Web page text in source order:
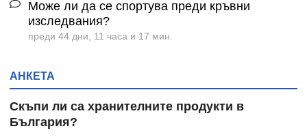
Може ли да се спортува преди кръвни
изследвания?
преди 44 дни, 11 часа и 17 мин.
АНКЕТА
Скъпи ли са хранителните продукти в
България?